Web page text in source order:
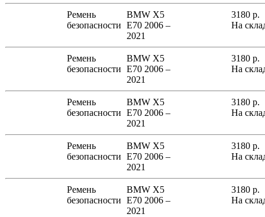
Ремень
безопасности
BMW X5
E70 2006 –
2021
3180 р.
На
Ремень
безопасности
BMW X5
E70 2006 –
2021
3180 р.
На
Ремень
безопасности
BMW X5
E70 2006 –
2021
3180 р.
На
Ремень
безопасности
BMW X5
E70 2006 –
2021
3180 р.
На
Ремень
безопасности
BMW X5
E70 2006 –
2021
3180 р.
На